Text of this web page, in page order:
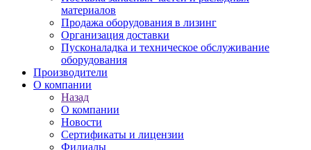
материалов
Продажа оборудования в лизинг
Организация доставки
Пусконаладка и техническое обслуживание
оборудования
Производители
О компании
Назад
О компании
Новости
Сертификаты и лицензии
Филиалы